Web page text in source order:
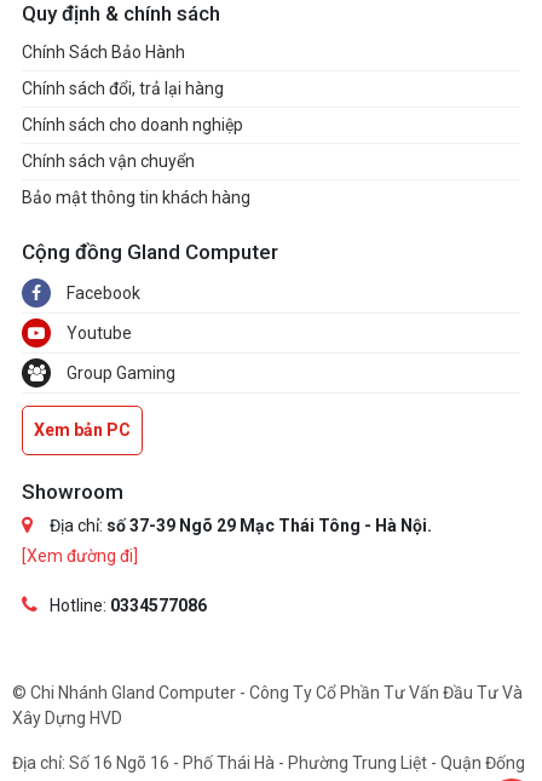
Quy định & chính sách
Chính Sách Bảo Hành
Chính sách đổi, trả lại hàng
Chính sách cho doanh nghiệp
Chính sách vận chuyển
Bảo mật thông tin khách hàng
Cộng đồng Gland Computer
Facebook
Youtube
Group Gaming
Xem bản PC
Showroom
Địa chỉ: số 37-39 Ngõ 29 Mạc Thái Tông - Hà Nội.
[Xem đường đi]
Hotline: 0334577086
© Chi Nhánh Gland Computer - Công Ty Cổ Phần Tư Vấn Đầu Tư Và
Xây Dựng HVD
Địa chỉ: Số 16 Ngõ 16 - Phố Thái Hà - Phường Trung Liệt - Quận Đống